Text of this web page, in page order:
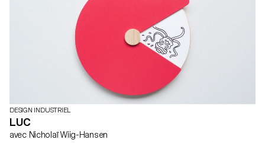
DESIGN INDUSTRIEL
LUC
avec Nicholaï Wiig-Hansen